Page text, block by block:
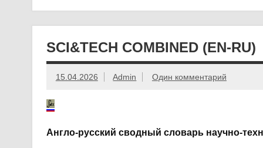
SCI&TECH COMBINED (EN-RU)
15.04.2026 Admin Один комментарий
Англо-русский сводный словарь научно-